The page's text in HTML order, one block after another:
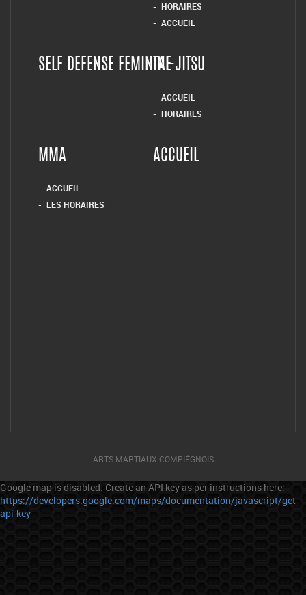
HORAIRES
ACCUEIL
SELF DEFENSE FEMININETAI-JITSU
ACCUEIL
HORAIRES
MMA
ACCUEIL
LES HORAIRES
ACCUEIL
ARTS MARTIAUX COMPIÉGNOIS
Google map is disabled. Create an API key as per instructions here:
https://developers.google.com/maps/documentation/javascript/get-
api-key